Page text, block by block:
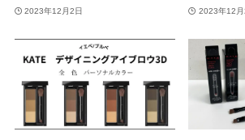
2023年12月2日 2023年12月